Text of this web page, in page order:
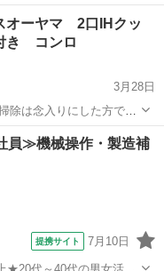
やや黒っぽい鍋跡があり
オーヤマ 2口IHクッ
き コンロ
3月28日
除は念入りにした方です
真から理解して頂ければ
電 アイリスオーヤマ
員≫機械操作・製造補
提携サイト 7月10日